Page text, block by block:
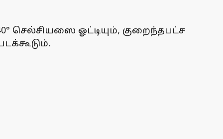
செல்சியஸை ஓட்டியும், குறைந்தபட்ச